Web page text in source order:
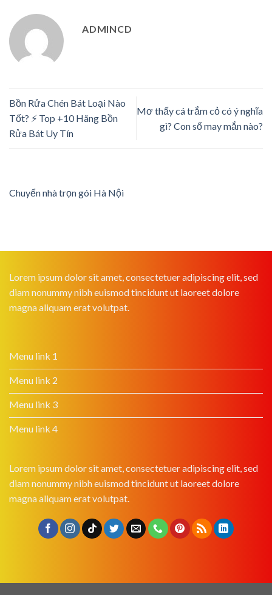
ADMINCD
Bồn Rửa Chén Bát Loại Nào
Tốt? ⚡️ Top +10 Hãng Bồn
Rửa Bát Uy Tín
Mơ thấy cá trắm cỏ có ý nghĩa
gì? Con số may mắn nào?
Chuyển nhà trọn gói Hà Nội
Lorem ipsum dolor sit amet, consectetuer adipiscing elit, sed
diam nonummy nibh euismod tincidunt ut laoreet dolore
magna aliquam erat volutpat.
Menu link 1
Menu link 2
Menu link 3
Menu link 4
Lorem ipsum dolor sit amet, consectetuer adipiscing elit, sed
diam nonummy nibh euismod tincidunt ut laoreet dolore
magna aliquam erat volutpat.